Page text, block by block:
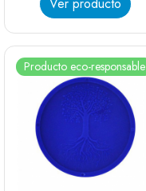
Producto eco-responsable